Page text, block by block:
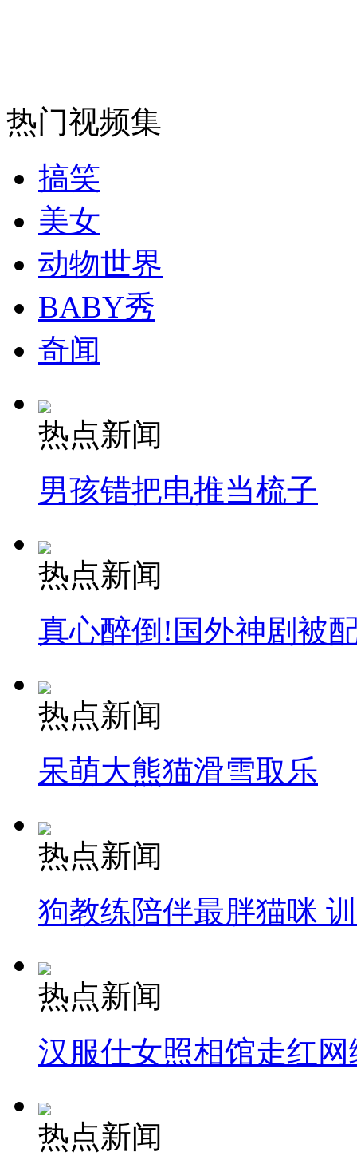
消防员救轻生者
纽约上演“枕头大战”
司机酒驾遇交警 急速倒车逃窜
热门视频集
搞笑
美女
动物世界
BABY秀
奇闻
热点新闻
男孩错把电推当梳子
热点新闻
真心醉倒!国外神剧被
热点新闻
呆萌大熊猫滑雪取乐
热点新闻
狗教练陪伴最胖猫咪
热点新闻
汉服仕女照相馆走红网
热点新闻